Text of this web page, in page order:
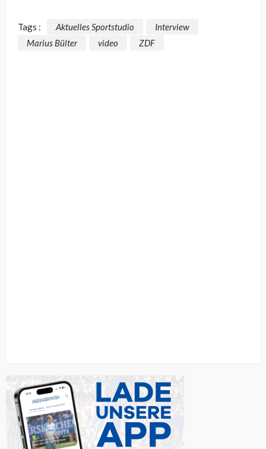
Tags : Aktuelles Sportstudio
Interview
Marius Bülter
video ZDF